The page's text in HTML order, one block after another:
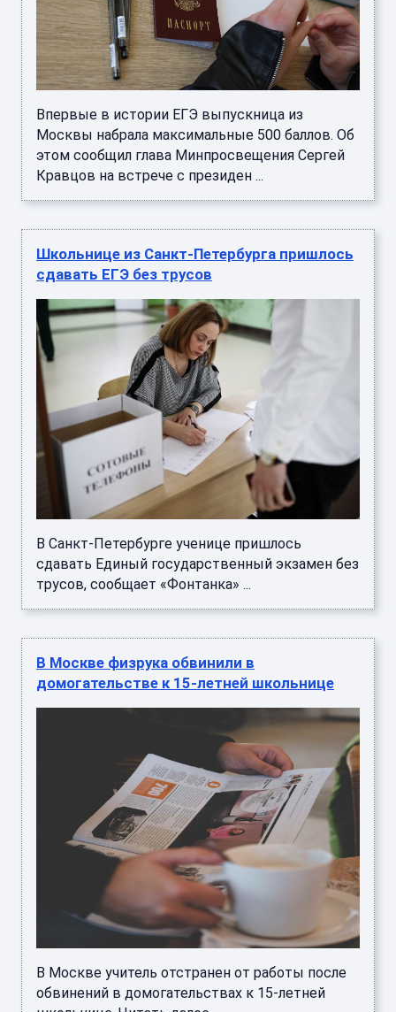
Впервые в истории ЕГЭ выпускница из
Москвы набрала максимальные 500 баллов. Об
этом сообщил глава Минпросвещения Сергей
Кравцов на встрече с президен ...
Школьнице из Санкт-Петербурга пришлось
сдавать ЕГЭ без трусов
В Санкт-Петербурге ученице пришлось
сдавать Единый государственный экзамен без
трусов, сообщает «Фонтанка» ...
В Москве физрука обвинили в
домогательстве к 15-летней школьнице
В Москве учитель отстранен от работы после
обвинений в домогательствах к 15-летней